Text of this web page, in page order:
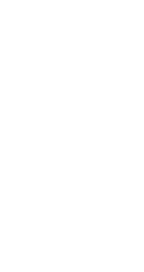
Bolschare Agriculture,
a largo plazo, una